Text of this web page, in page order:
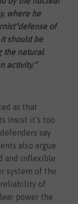
where he
“defense of
should be
the natural
activity.“
as that
insist it’s too
say
also argue
and inflexible
system of the
of
power the